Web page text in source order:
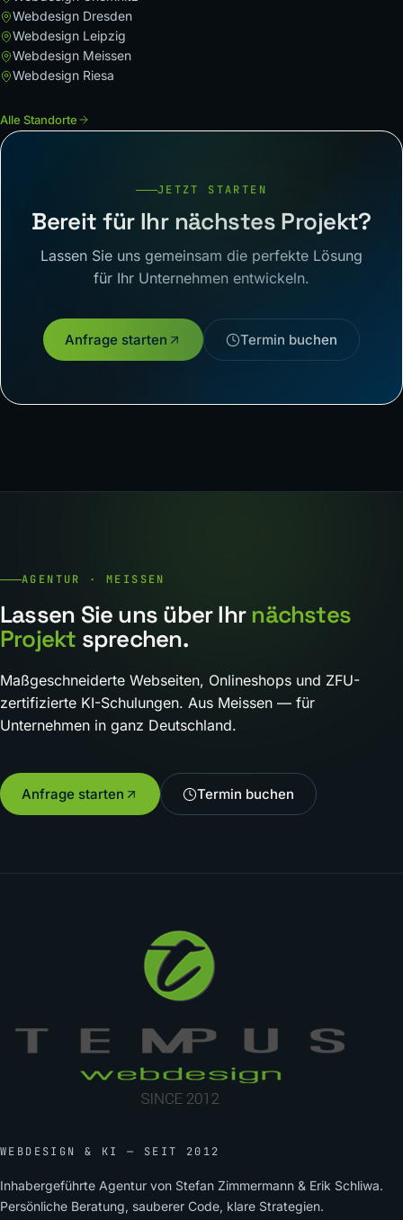
Webdesign Dresden
Webdesign Leipzig
Webdesign Meissen
Webdesign Riesa
Alle Standorte
JETZT STARTEN
Bereit für Ihr nächstes Projekt?
Lassen Sie uns gemeinsam die perfekte Lösung
für Ihr Unternehmen entwickeln.
Anfrage starten Termin buchen
AGENTUR · MEISSEN
Lassen Sie uns über Ihr nächstes
Projekt sprechen.
Maßgeschneiderte Webseiten, Onlineshops und ZFU-
zertifizierte KI-Schulungen. Aus Meissen — für
Unternehmen in ganz Deutschland.
Anfrage starten Termin buchen
WEBDESIGN & KI — SEIT 2012
Inhabergeführte Agentur von Stefan Zimmermann & Erik Schliwa.
Persönliche Beratung, sauberer Code, klare Strategien.